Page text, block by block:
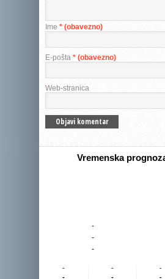
Ime * (obavezno)
E-pošta * (obavezno)
Web-stranica
Vremenska
-
-
-
-
-
-
-
-
-